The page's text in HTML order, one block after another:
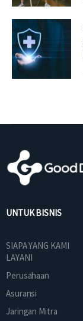
UNTUK BISNIS
SIAPA YANG KAMI
LAYANI
Perusahaan
Asuransi
Jaringan Mitra